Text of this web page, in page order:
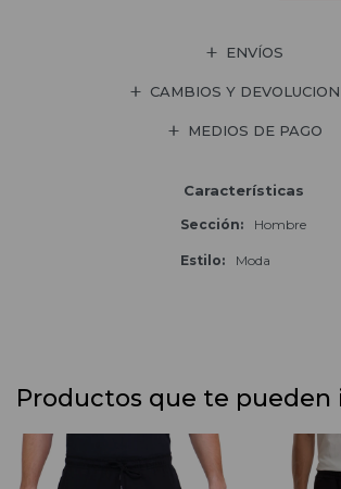
ENVÍOS
CAMBIOS Y
MEDIOS DE PAGO
Características
Sección Hombre
Estilo Moda
Productos que te pueden